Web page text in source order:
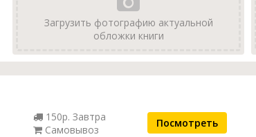
Загрузить фотографию актуальной
обложки книги
150р. Завтра
Самовывоз
Посмотреть